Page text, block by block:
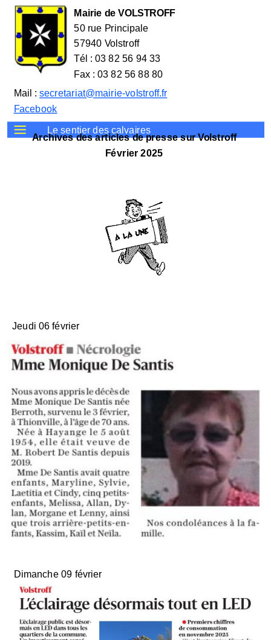
Mairie de VOLSTROFF
50 rue Principale
57940 Volstroff
Tél : 03 82 56 94 33
Fax : 03 82 56 88 80
Mail : secretariat@mairie-volstroff.fr
Facebook
Le sentier des calvaires
Archives des articles de presse sur Volstroff
Février 2025
Jeudi 06 février
Dimanche 09 février